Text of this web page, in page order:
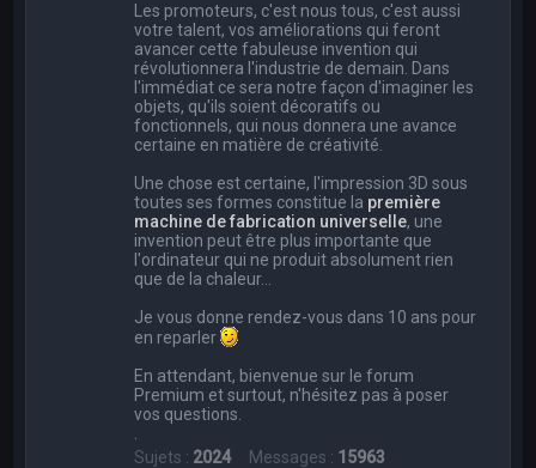
Les promoteurs, c'est nous tous, c'est aussi
votre talent, vos améliorations qui feront
avancer cette fabuleuse invention qui
révolutionnera l'industrie de demain. Dans
l'immédiat ce sera notre façon d'imaginer les
objets, qu'ils soient décoratifs ou
fonctionnels, qui nous donnera une avance
certaine en matière de créativité.
Une chose est certaine, l'impression 3D sous
toutes ses formes constitue la première
machine de fabrication universelle, une
invention peut être plus importante que
l'ordinateur qui ne produit absolument rien
que de la chaleur...
Je vous donne rendez-vous dans 10 ans pour
en reparler
En attendant, bienvenue sur le forum
Premium et surtout, n'hésitez pas à poser
vos questions.
Sujets : 2024Messages : 15963